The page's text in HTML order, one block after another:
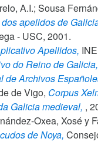
A.I.; Sousa
apelidos de
- USC, 2001.
Apellidos,
do Reino de Galicia,
de Archivos
de Vigo, Corpus
Galicia medieval, ,
Oxea, Xosé y
de Noya,